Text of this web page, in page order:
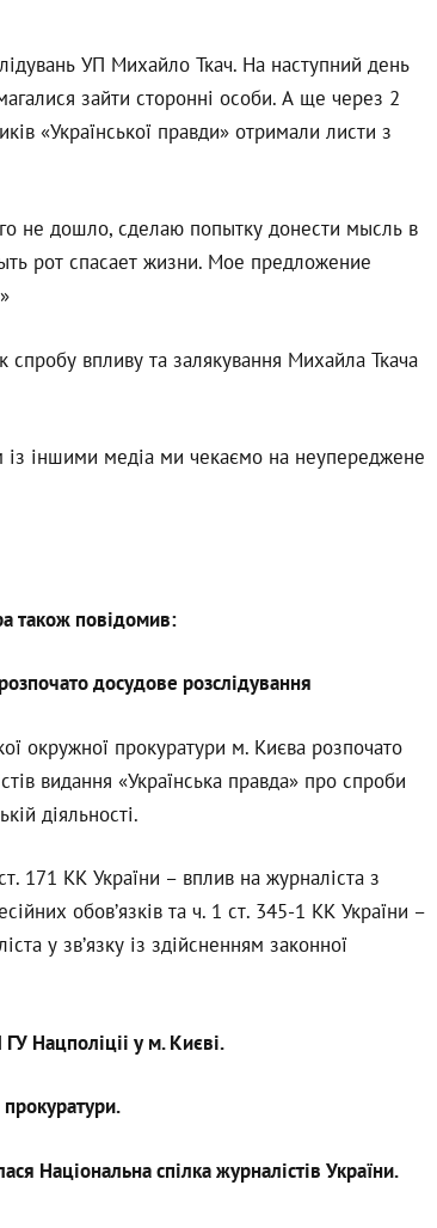
УП Михайло Ткач. На наступний день
зайти сторонні особи. А ще через 2
«Української правди» отримали листи з
не дошло, сделаю попытку донести мысль в
рот спасает жизни. Мое предложение
спробу впливу та залякування Михайла Ткача
іншими медіа ми чекаємо на неупереджене
також повідомив:
досудове розслідування
окружної прокуратури м. Києва розпочато
видання «Українська правда» про спроби
діяльності.
171 КК України – вплив на журналіста з
обов’язків та ч. 1 ст. 345-1 КК України –
у зв’язку із здійсненням законної
Нацполіціі у м. Києві.
Національна спілка журналістів України.